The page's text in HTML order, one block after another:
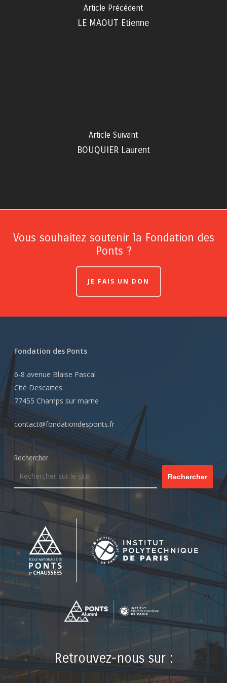
Article Précédent
LE MAOUT Etienne
Article Suivant
BOUQUIER Laurent
Vous souhaitez soutenir la Fondation des
Ponts ?
JE FAIS UN DON
Fondation des Ponts
6-8 avenue Blaise Pascal
Cité Descartes
77455 Champs sur marne
contact@fondationdesponts.fr
Rechercher
Rechercher
Retrouvez-nous sur :